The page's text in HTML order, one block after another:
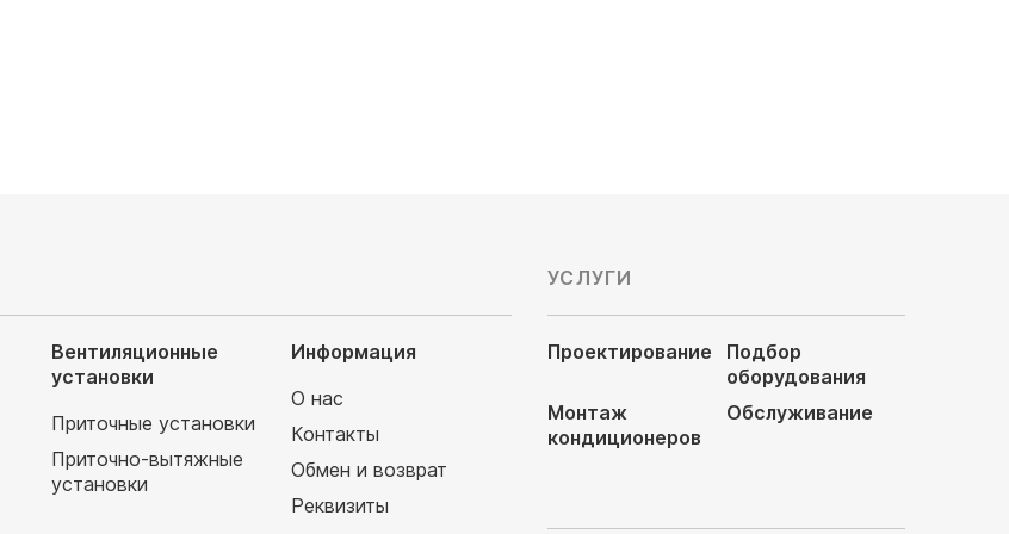
Вентиляционные
установки
Приточные установки
Приточно-вытяжные
установки
Информация
О нас
Контакты
Обмен и возврат
Реквизиты
УСЛУГИ
Проектирование
Подбор
оборудования
Монтаж
кондиционеров
Обслуживание